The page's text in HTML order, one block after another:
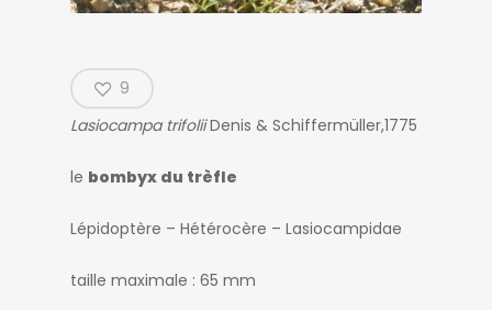
9
Lasiocampa trifoliiDenis & Schiffermüller,1775
le bombyx du trèfle
Lépidoptère – Hétérocère – Lasiocampidae
taille maximale : 65 mm